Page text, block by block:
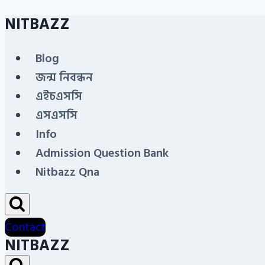
Skip
content
NITBAZZ
Blog
জন্ম নিবন্ধন
এইচএসসি
এসএসসি
Info
Admission Question Bank
Nitbazz Qna
Contact
NITBAZZ